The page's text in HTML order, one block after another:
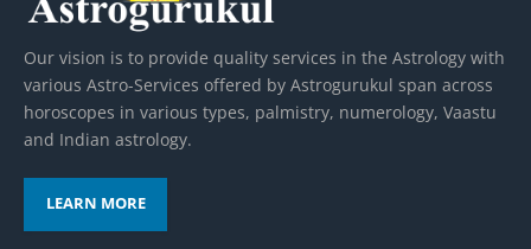
Our vision is to provide quality services in the Astrology with
various Astro-Services offered by Astrogurukul span across
horoscopes in various types, palmistry, numerology, Vaastu
and Indian astrology.
LEARN MORE